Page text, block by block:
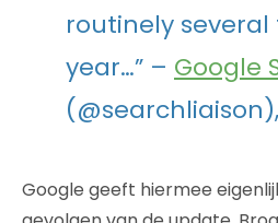
routinely
year…” – Google
Google geeft hiermee